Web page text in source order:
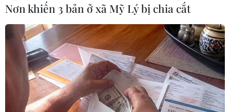
Nơn khiến 3 bản ở xã Mỹ Lý bị chia cắt